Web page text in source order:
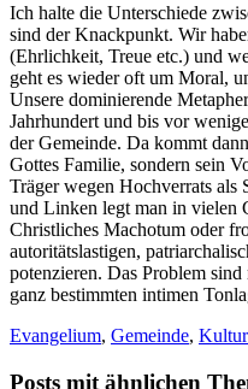
Ich halte die Unterschiede
sind der Knackpunkt. Wir
(Ehrlichkeit, Treue etc.) und
geht es wieder oft um Moral,
Unsere dominierende
Jahrhundert und bis vor
der Gemeinde. Da kommt
Gottes Familie, sondern sein
Träger wegen Hochverrats als
und Linken legt man in vielen
Christliches Machotum oder
autoritätslastigen,
potenzieren. Das Problem
ganz bestimmten intimen
Evangelium, Gemeinde,
Posts mit ähnlichen